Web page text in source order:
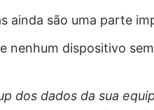
ainda são uma parte
nenhum dispositivo
dos dados da sua